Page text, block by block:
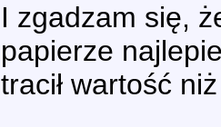
I zgadzam się,
papierze
tracił wartość